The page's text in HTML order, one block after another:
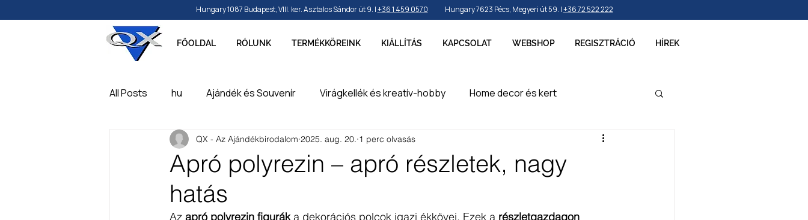
Hungary 1087 Budapest, VIII. ker. Asztalos Sándor út 9. |+36 1 459 0570 Hungary 7623 Pécs, Megyeri út 59. |+36 72 522 222
FŐOLDAL RÓLUNK TERMÉKKÖREINK KIÁLLÍTÁS KAPCSOLAT WEBSHOP REGISZTRÁCIÓ HÍREK
All Posts hu Ajándék és Souvenír Virágkellék és kreatív-hobby Home decor és kert
Papír és írószer Játék, baby és sport Ünnepek, szezonok és alkalmak
Feliratozható, gravírozható terméke
Apró polyrezin – apró részletek, nagy
hatás
QX - Az Ajándékbirodalom 2025. aug. 20. 1 perc olvasás
Az apró polyrezin figurák a dekorációs polcok igazi ékkövei. Ezek a részletgazdagon